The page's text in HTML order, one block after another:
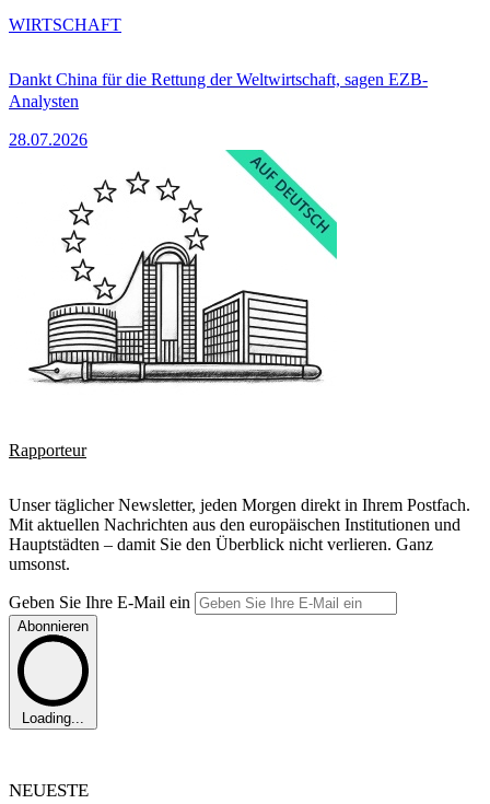
Dankt China für die Rettung der Weltwirtschaft, sagen EZB-
Analysten
28.07.2026
WIRTSCHAFT
Rapporteur
Unser täglicher Newsletter, jeden Morgen direkt in Ihrem Postfach.
Mit aktuellen Nachrichten aus den europäischen Institutionen und
Hauptstädten – damit Sie den Überblick nicht verlieren. Ganz
umsonst.
Geben Sie Ihre E-Mail ein
Abonnieren
Loading...
NEUESTE